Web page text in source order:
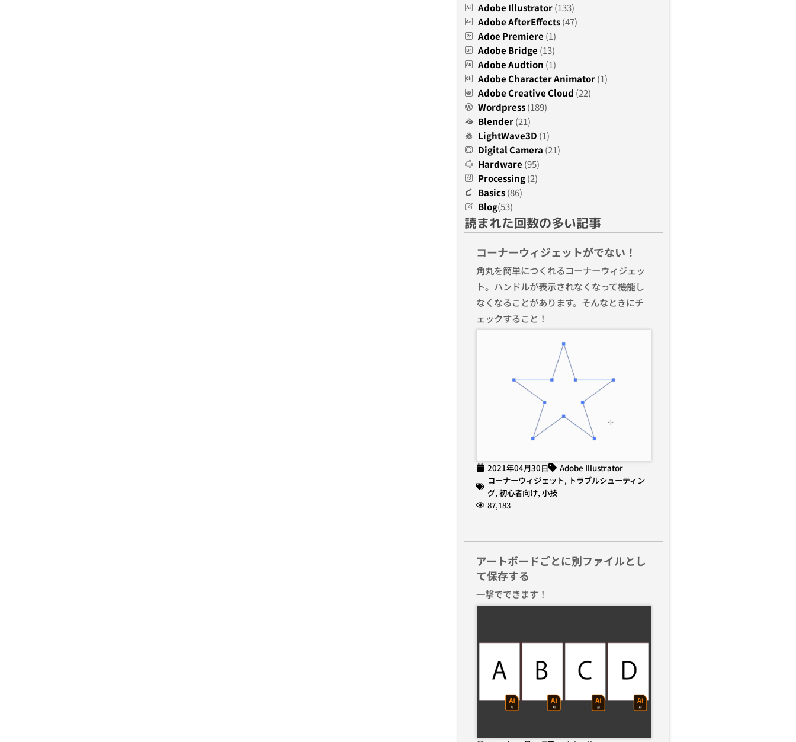
Adobe Illustrator(133)
Adobe AfterEffects(47)
Adoe Premiere (1)
Adobe Bridge (13)
Adobe Audtion (1)
Adobe Character Animator(1)
Adobe Creative Cloud (22)
Wordpress(189)
Blender(21)
LightWave3D (1)
Digital Camera (21)
Hardware (95)
Processing(2)
Basics(86)
Blog(53)
読まれた回数の多い記事
コーナーウィジェットがでない！
角丸を簡単につくれるコーナーウィジェッ
ト。ハンドルが表示されなくなって機能し
なくなることがあります。そんなときにチ
ェックすること！
2021年04月30日
Adobe Illustrator
コーナーウィジェット, トラブルシューティン
グ, 初心者向け, 小技
87,183
アートボードごとに別ファイルとし
て保存する
一撃でできます！